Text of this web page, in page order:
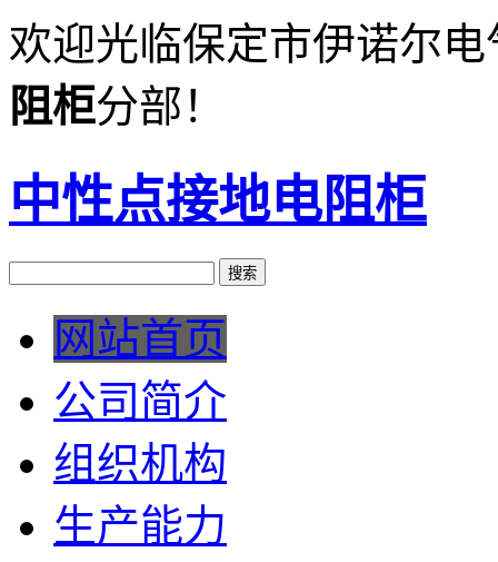
欢迎光临保定市伊诺尔
阻柜分部！
中性点接地电阻柜
网站首页
公司简介
组织机构
生产能力